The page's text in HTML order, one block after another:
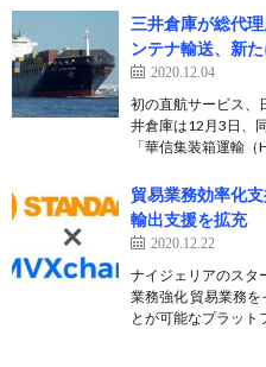
三井倉庫が総代
ンテナ輸送、新
2020.12.04
初の直航サービス、
井倉庫は12月3日、
「華信集装箱運輸
貿易業務効率化
輸出支援を拡充
2020.12.22
ナイジェリアのスタ
業務強化 貿易業務
とが可能なプラッ